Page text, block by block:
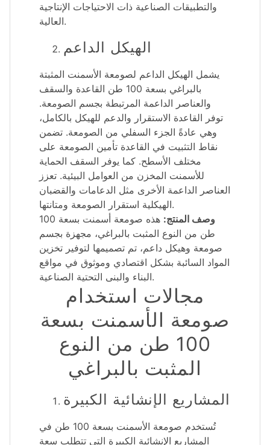
والتطبيقات الصناعية ذات الاحتياجات الإنتاجية
العالية.
الهيكل الداعم
يشمل الهيكل الداعم لصومعة الأسمنت المثبتة
بالبراغي بسعة 100 طن القاعدة والسقف
والعناصر الداعمة المرتبطة بجسم الصومعة.
توفر القاعدة الاستقرار والدعم للهيكل بالكامل،
وهي عادةً الجزء السفلي من الصومعة. تضمن
نقاط التثبيت في القاعدة تأمين الصومعة على
مختلف الأسطح. كما يوفر السقف الحماية
للأسمنت المخزن من العوامل البيئية. تعزز
العناصر الداعمة الأخرى مثل الدعامات والقضبان
الهيكلية استقرار الصومعة ومتانتها.
وصف المنتج:
هذه صومعة أسمنت بسعة 100
طن من النوع المثبت بالبراغي، مجهزة بجسم
صومعة وهيكل داعم، تم تصميمها لتوفير تخزين
المواد السائبة بشكل اقتصادي وموثوق في مواقع
البناء والبنى التحتية الصناعية.
مجالات استخدام
صومعة الأسمنت بسعة
100 طن من النوع
المثبت بالبراغي
المشاريع الإنشائية الكبيرة
تُستخدم صومعة الأسمنت بسعة 100 طن في
المشاريع الإنشائية الكبيرة التي تتطلب سعة